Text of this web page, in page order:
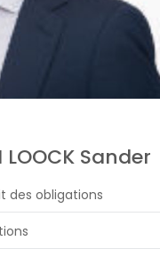
Sander
des obligations